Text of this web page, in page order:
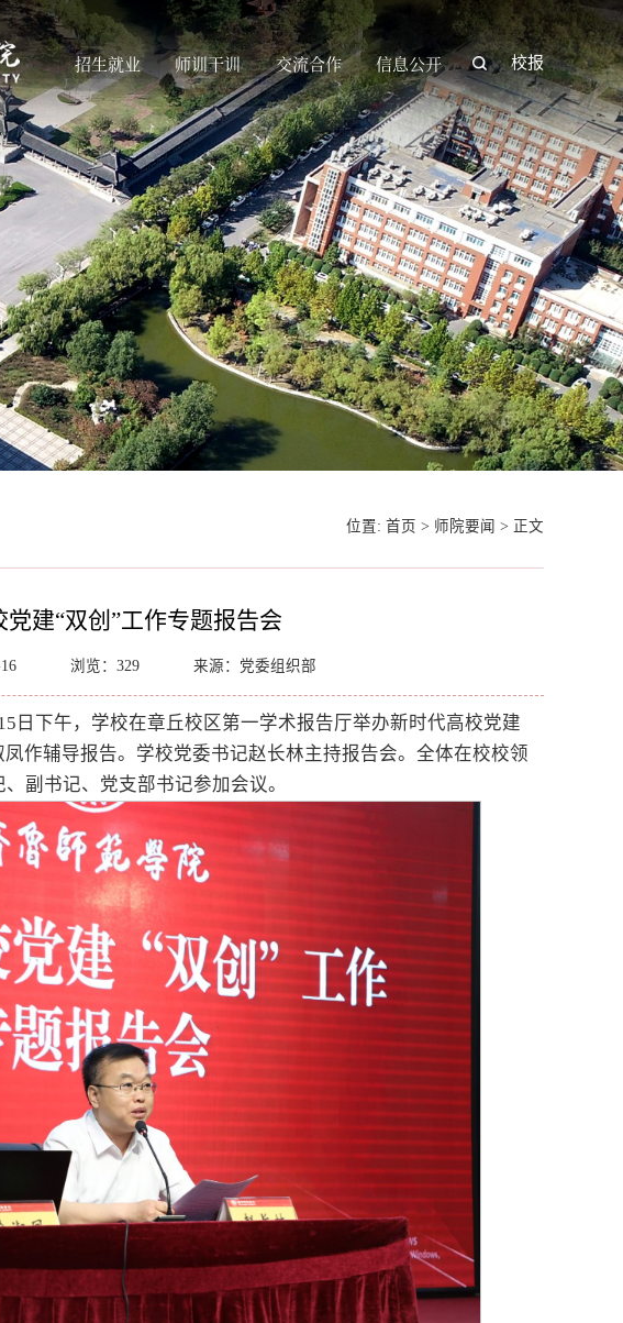
招生就业 师训干训 交流合作 信息公开 校报
位置: 首页 > 师院要闻 > 正文
建“双创”工作专题报告会
浏览： 329 来源：党委组织部
日下午，学校在章丘校区第一学术报告厅举办新时代高校党建
作辅导报告。学校党委书记赵长林主持报告会。全体在校校领
副书记、党支部书记参加会议。